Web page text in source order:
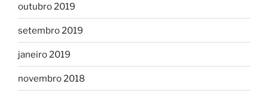
outubro 2019
setembro 2019
janeiro 2019
novembro 2018